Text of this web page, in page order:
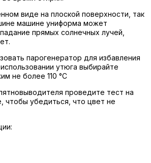
виде на плоской поверхности, так
машине униформа может
прямых солнечных лучей,
парогенератор для избавления
утюга выбирайте
не более 110 °C
проведите тест на
чтобы убедиться, что цвет не